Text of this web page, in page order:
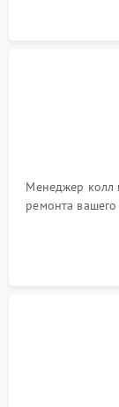
Менеджер колл
ремонта вашего